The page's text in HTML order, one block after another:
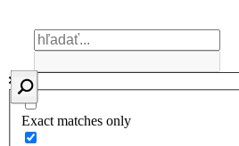
Exact matches only